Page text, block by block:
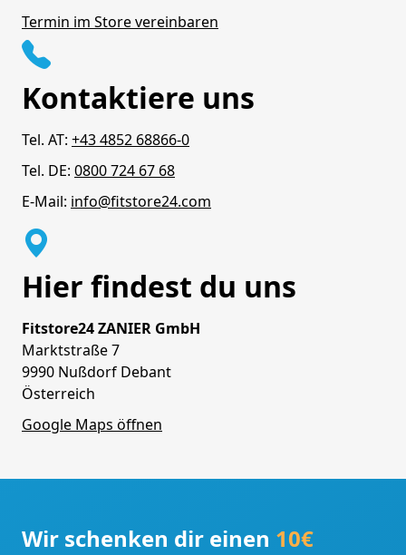
Termin im Store vereinbaren
Kontaktiere uns
Tel. AT: +43 4852 68866-0
Tel. DE: 0800 724 67 68
E-Mail: info@fitstore24.com
Hier findest du uns
Fitstore24 ZANIER GmbH
Marktstraße 7
9990 Nußdorf Debant
Österreich
Google Maps öffnen
Wir schenken dir einen 10€